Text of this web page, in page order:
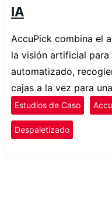
IA
AccuPick combina el
la visión artificial
automatizado,
cajas a la vez para
Estudios de Caso
Despaletizado